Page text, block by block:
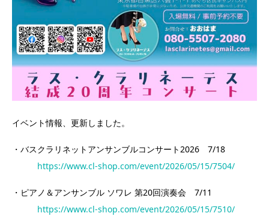
イベント情報、更新しました。
・バスクラリネットアンサンブルコンサート2026 7/18
https://www.cl-shop.com/event/2026/05/15/7504/
・ピアノ＆アンサンブル ソワレ 第20回演奏会 7/11
https://www.cl-shop.com/event/2026/05/15/7510/